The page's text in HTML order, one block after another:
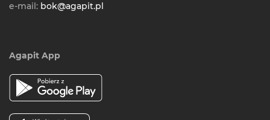
e-mail: bok@agapit.pl
Agapit App